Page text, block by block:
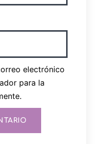
electrónico
para la